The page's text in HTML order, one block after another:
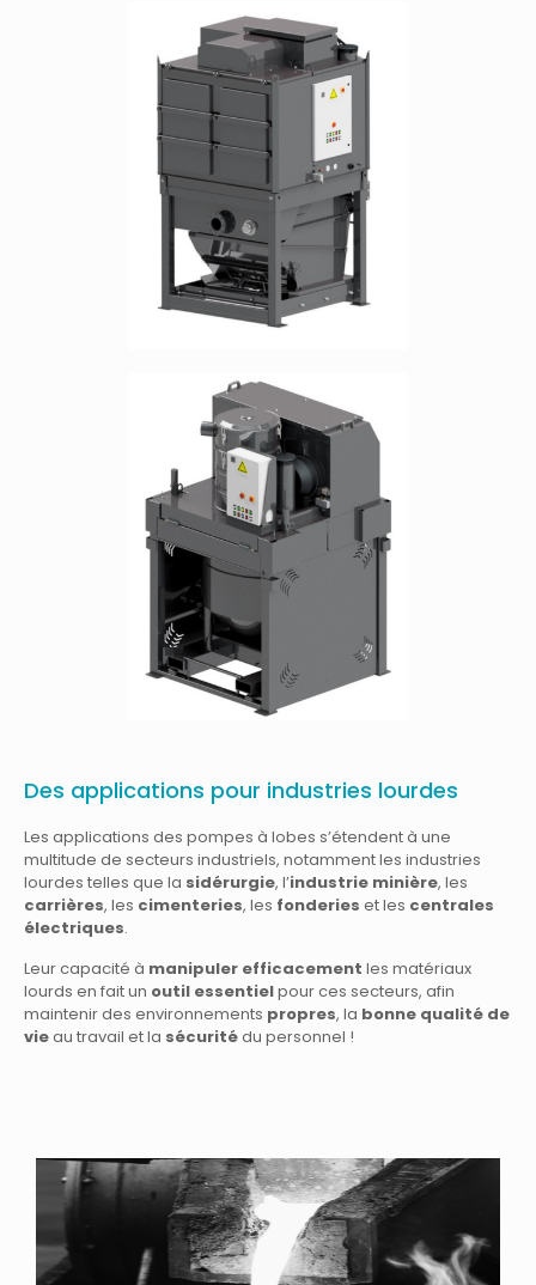
Des applications pour industries lourdes
Les applications des pompes à lobes s’étendent à une
multitude de secteurs industriels, notamment les industries
lourdes telles que la sidérurgie, l’industrie minière, les
carrières, les cimenteries, les fonderies et les centrales
électriques.
Leur capacité à manipuler efficacement les matériaux
lourds en fait un outil essentielpour ces secteurs, afin
maintenir des environnements propres, la bonne qualité de
vieau travail et la sécuritédu personnel !